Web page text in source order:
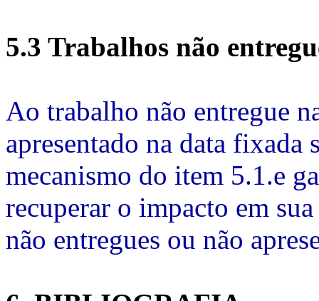
5.3 Trabalhos não
Ao trabalho não entregue
apresentado na data fixada
mecanismo do item 5.1.e
recuperar o impacto em
não entregues ou não